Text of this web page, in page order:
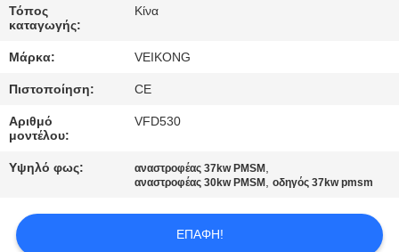
ΖΗΤΉΣΤΕ
ΈΝΑ
ΑΠΌΣΠΑΣΜΑ
ΙΣΤΌΤΟΠΟΥ
ΠΟΛΙΤΙΚΉ
Τόπος
καταγωγής:
Κίνα
Μάρκα: VEIKONG
Πιστοποίηση: CE
Αριθμό
μοντέλου:
VFD530
Υψηλό φως: αναστροφέας 37kw PMSM ,
αναστροφέας 30kw PMSM ,οδηγός 37kw pmsm
ΕΠΑΦΉ!